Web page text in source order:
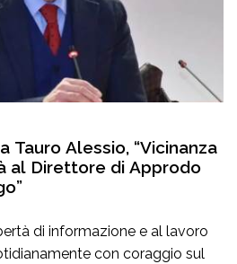
Tauro Alessio, “Vicinanza
al Direttore di Approdo
di informazione e al lavoro
con coraggio sul